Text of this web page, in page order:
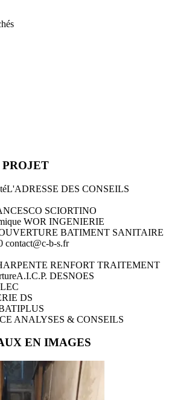
L'ADRESSE DES CONSEILS
SCIORTINO
WOR INGENIERIE
BATIMENT SANITAIRE
contact@c-b-s.fr
RENFORT TRAITEMENT
A.I.C.P. DESNOES
DS
ANALYSES & CONSEILS
EN IMAGES